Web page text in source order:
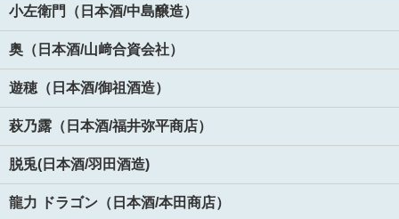
小左衛門（日本酒/中島醸造）
奥（日本酒/山﨑合資会社）
遊穂（日本酒/御祖酒造）
萩乃露（日本酒/福井弥平商店）
脱兎(日本酒/羽田酒造)
龍力 ドラゴン（日本酒/本田商店）